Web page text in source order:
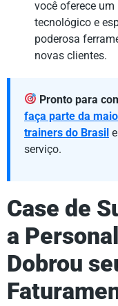
você oferece
tecnológico e
poderosa
novas clientes.
Pronto para
faça parte da
trainers do Brasil
serviço.
Case de
a
Dobrou